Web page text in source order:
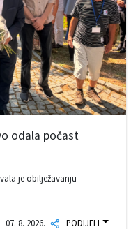
odala počast
je obilježavanju
07. 8. 2026. PODIJELI